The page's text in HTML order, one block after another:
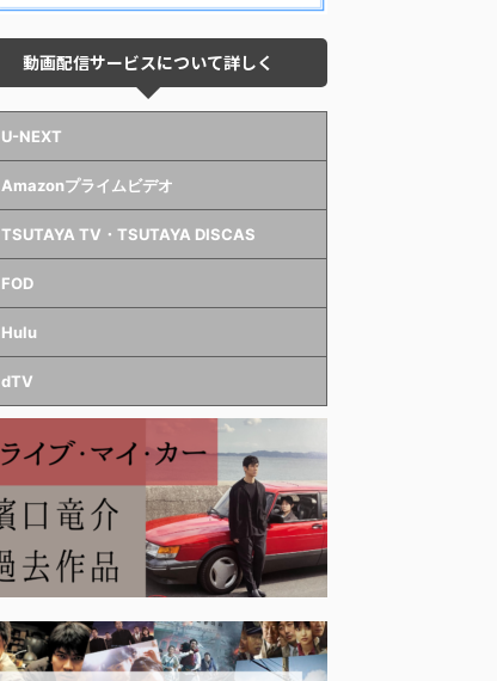
動画配信サービスについて詳しく
U-NEXT
Amazonプライムビデオ
TSUTAYA TV・TSUTAYA DISCAS
FOD
Hulu
dTV